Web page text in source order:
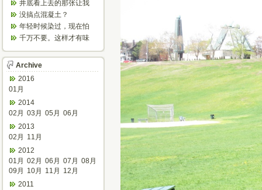
井底看上去的那张让我
想起了蝙蝠侠。。下棋
那张会不会...
没搞点混凝土？
年轻时候染过，现在怕
伤头发不敢染了。不过
千万不要。这样才有味
气场。
Archive
2016
01月
2014
02月 03月 05月 06月
2013
02月
11月
2012
01月 02月 06月 07月 08月
09月
10月 11月
12月
2011